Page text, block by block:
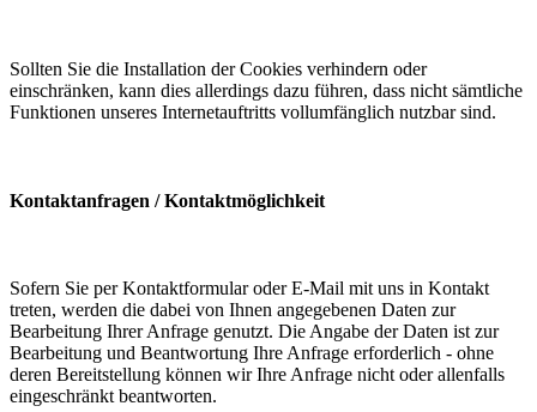
Sollten Sie die Installation der Cookies verhindern oder
einschränken, kann dies allerdings dazu führen, dass nicht sämtliche
Funktionen unseres Internetauftritts vollumfänglich nutzbar sind.
Kontaktanfragen / Kontaktmöglichkeit
Sofern Sie per Kontaktformular oder E-Mail mit uns in Kontakt
treten, werden die dabei von Ihnen angegebenen Daten zur
Bearbeitung Ihrer Anfrage genutzt. Die Angabe der Daten ist zur
Bearbeitung und Beantwortung Ihre Anfrage erforderlich - ohne
deren Bereitstellung können wir Ihre Anfrage nicht oder allenfalls
eingeschränkt beantworten.